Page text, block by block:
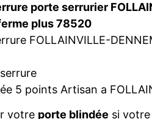
porte serrurier
plus 78520
FOLLAINVILLE-
5 points Artisan a
votre porte blindée si votre